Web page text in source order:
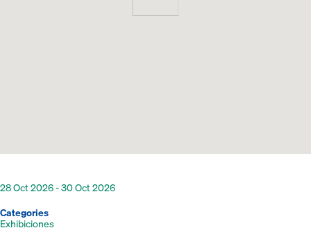
28 Oct 2026 - 30 Oct 2026
Categories
Exhibiciones